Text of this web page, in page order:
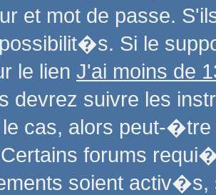
et mot de passe.
Si le
le lien J'ai moins de
devrez suivre les
le cas, alors peut-
forums
soient